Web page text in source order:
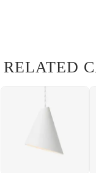
RELATED